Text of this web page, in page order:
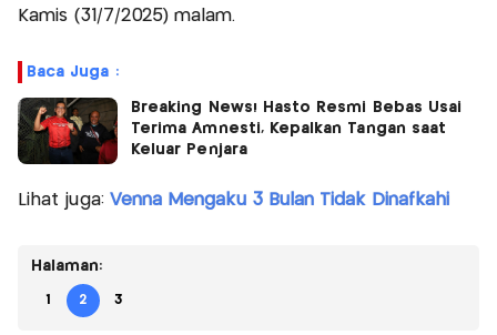
Kamis (31/7/2025) malam.
Baca Juga :
Breaking News! Hasto Resmi Bebas Usai
Terima Amnesti, Kepalkan Tangan saat
Keluar Penjara
Lihat juga: Venna Mengaku 3 Bulan Tidak Dinafkahi
Halaman:
1 2 3